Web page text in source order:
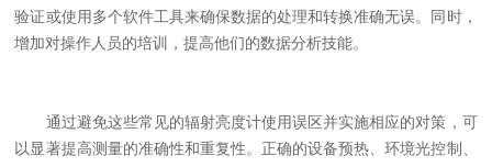
验证或使用多个软件工具来确保数据的处理和转换准确无误。同时，
增加对操作人员的培训，提高他们的数据分析技能。
通过避免这些常见的辐射亮度计使用误区并实施相应的对策，可
以显著提高测量的准确性和重复性。正确的设备预热、环境光控制、